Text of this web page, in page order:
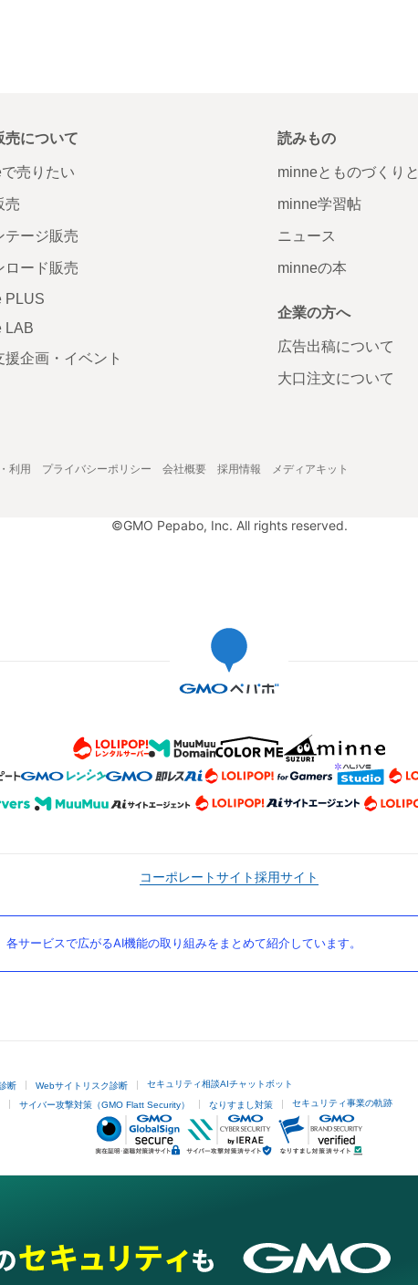
売について
売りたい
売
テージ販売
ロード販売
PLUS
LAB
援企画・イベント
読みもの
minneとものづくりと
minne学習帖
ニュース
minneの本
企業の方へ
広告出稿について
大口注文について
利用 プライバシーポリシー 会社概要 採用情報 メディアキット
©GMO Pepabo, Inc. All rights reserved.
コーポレートサイト採用サイト
サービスで広がるAI機能の取り組みをまとめて紹介しています。
断 Webサイトリスク診断 セキュリティ相談AIチャットボット
サイバー攻撃対策（GMO Flatt Security） なりすまし対策 セキュリティ事業の軌跡